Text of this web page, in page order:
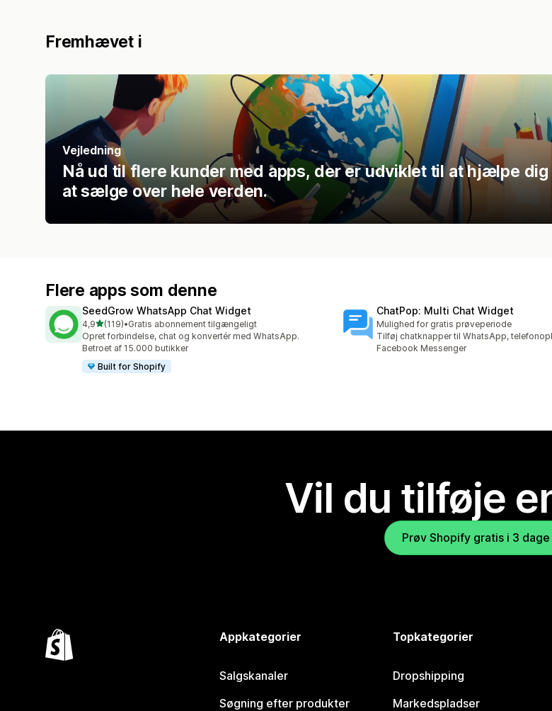
Fremhævet i
Vejledning
Nå ud til flere kunder med apps, der er udviklet til at hjælpe dig
at sælge over hele verden.
Flere apps som denne
SeedGrow WhatsApp Chat Widget
4,9ud af 5 stjerner
(119)
119 anmeldelser i alt
•Gratis abonnement tilgængeligt
Opret forbindelse, chat og konvertér med WhatsApp.
Betroet af 15.000 butikker
Built for Shopify
ChatPop: Multi Chat Widget
Mulighed for gratis prøveperiode
Tilføj chatknapper til WhatsApp,
Facebook Messenger
Vil du tilføje
Prøv Shopify gratis i 3 dage
Appkategorier
Salgskanaler
Søgning efter produkter
Topkategorier
Dropshipping
Markedspladser